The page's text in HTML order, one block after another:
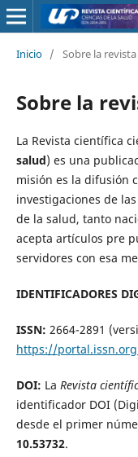
Inicio / Sobre la revista
Sobre la
La Revista científica
salud) es una
misión es la difusión
investigaciones de
de la salud, tanto
acepta artículos pre
servidores con esa
IDENTIFICADORES
ISSN: 2664-2891
https://
DOI: La Revista
identificador DOI
desde el primer
10.53732.